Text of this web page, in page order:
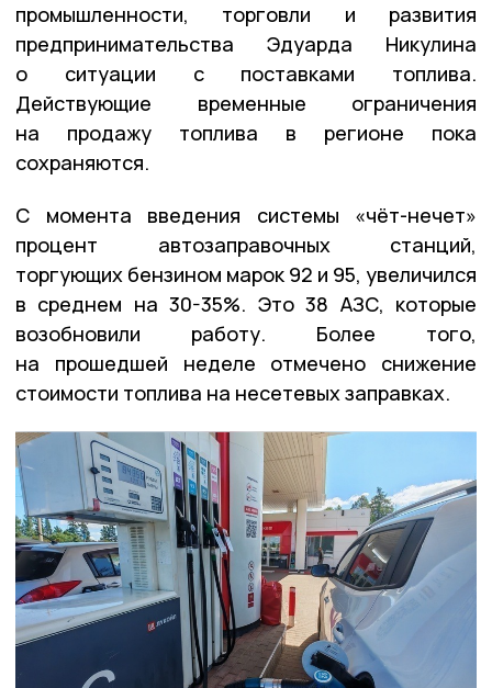
промышленности, торговли и развития
предпринимательства Эдуарда Никулина
о ситуации с поставками топлива.
Действующие временные ограничения
на продажу топлива в регионе пока
сохраняются.
С момента введения системы «чёт-нечет»
процент автозаправочных станций,
торгующих бензином марок 92 и 95, увеличился
в среднем на 30-35%. Это 38 АЗС, которые
возобновили работу. Более того,
на прошедшей неделе отмечено снижение
стоимости топлива на несетевых заправках.